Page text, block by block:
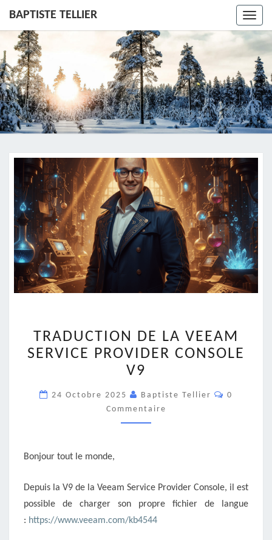
BAPTISTE TELLIER
DE
LA
VEEAM
SERVICE
PROVIDER
TRADUCTION DE LA VEEAM
SERVICE PROVIDER CONSOLE
V9
24 Octobre 2025 Baptiste Tellier
0
Commentaire
Bonjour tout le monde,
Depuis la V9 de la Veeam Service Provider Console, il est
possible de charger son propre fichier de langue
: https://www.veeam.com/kb4544